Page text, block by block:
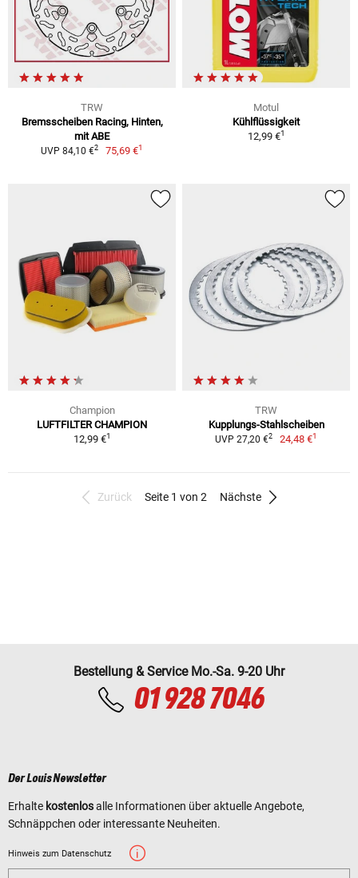
TRW
Bremsscheiben Racing, Hinten,
mit ABE
UVP 84,10 €2 75,69 €1
Motul
Kühlflüssigkeit
12,99 €1
Champion
LUFTFILTER CHAMPION
12,99 €1
TRW
Kupplungs-Stahlscheiben
UVP 27,20 €2 24,48 €1
Zurück Seite 1 von 2 Nächste
Bestellung & Service Mo.-Sa. 9-20 Uhr
01 928 7046
Der Louis Newsletter
Erhalte kostenlosalle Informationen über aktuelle Angebote,
Schnäppchen oder interessante Neuheiten.
Hinweis zum Datenschutz